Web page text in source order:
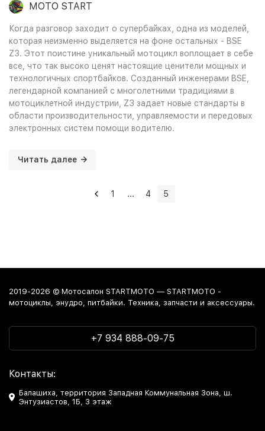
MOTO START
Когда разговор заходит о супербайках, одна из моделей,
которая неизменно выделяется на фоне остальных - BSE
Z3. Этот поистине уникальный мотоцикл воплощает в себе
все, что так высоко ценят настоящие ценители мощных и
технологичных спортбайков. Созданный инженерами BSE,
легендарной компанией с многолетними традициями в
мотоциклетной индустрии, Z3 задает новые стандарты в
области производительности, управляемости и передовых
электронных систем помощи водителю.
Читать далее
1 ... 4 5
2019-2026 © Мотосалон STARTMOTO — STARTMOTO -
мотоциклы, энудро, питбайки. Техника, запчасти и аксессуары.
+7 934 888-09-75
Контакты:
Балашиха, территория Западная Коммунальная Зона, ш.
Энтузиастов, 1Б, 3 этаж